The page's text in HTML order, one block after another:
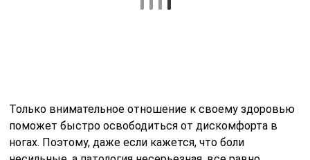
Только внимательное отношение к своему здоровью
поможет быстро освободиться от дискомфорта в
ногах. Поэтому, даже если кажется, что боли